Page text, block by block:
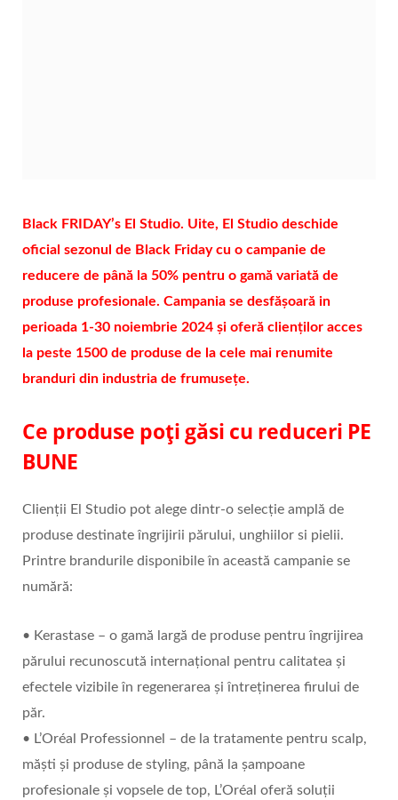
Black FRIDAY’s El Studio. Uite, El Studio deschide
oficial sezonul de Black Friday cu o campanie de
reducere de până la 50% pentru o gamă variată de
produse profesionale. Campania se desfășoară in
perioada 1-30 noiembrie 2024 și oferă clienților acces
la peste 1500 de produse de la cele mai renumite
branduri din industria de frumusețe.
Ce produse poți găsi cu reduceri PE
BUNE
Clienții El Studio pot alege dintr-o selecție amplă de
produse destinate îngrijirii părului, unghiilor si pielii.
Printre brandurile disponibile în această campanie se
numără:
• Kerastase – o gamă largă de produse pentru îngrijirea
părului recunoscută internațional pentru calitatea și
efectele vizibile în regenerarea și întreținerea firului de
păr.
• L’Oréal Professionnel – de la tratamente pentru scalp,
măști și produse de styling, până la șampoane
profesionale și vopsele de top, L’Oréal oferă soluții